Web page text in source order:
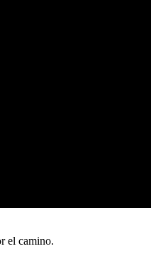
el camino.